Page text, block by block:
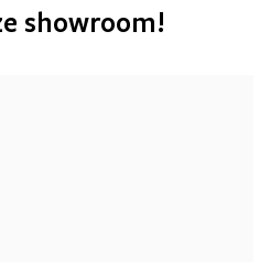
showroom!